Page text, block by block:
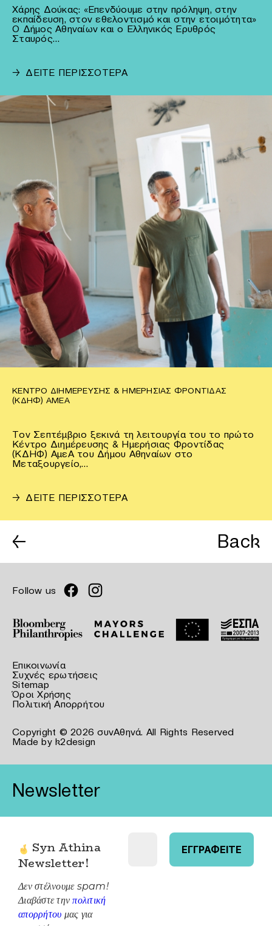
Χάρης Δούκας: «Επενδύουμε στην πρόληψη, στην
εκπαίδευση, στον εθελοντισμό και στην ετοιμότητα»
Ο Δήμος Αθηναίων και ο Ελληνικός Ερυθρός
Σταυρός…
→ ΔΕΙΤΕ ΠΕΡΙΣΣΟΤΕΡΑ
ΚΈΝΤΡΟ ΔΙΗΜΈΡΕΥΣΗΣ & ΗΜΕΡΉΣΙΑΣ ΦΡΟΝΤΊΔΑΣ
(ΚΔΗΦ) ΑΜΕΑ
Τον Σεπτέμβριο ξεκινά τη λειτουργία του το πρώτο
Κέντρο Διημέρευσης & Ημερήσιας Φροντίδας
(ΚΔΗΦ) ΑμεΑ του Δήμου Αθηναίων στο
Μεταξουργείο,…
→ ΔΕΙΤΕ ΠΕΡΙΣΣΟΤΕΡΑ
← Back
Follow us
Επικοινωνία
Συχνές ερωτήσεις
Sitemap
Όροι Χρήσης
Πολιτική Απορρήτου
Copyright © 2026 συνΑθηνά. All Rights Reserved
Made by k2design
Newsletter
Syn Athina
Newsletter!
Δεν στέλνουμε spam!
Διαβάστε τηνπολιτική
απορρήτου μας για